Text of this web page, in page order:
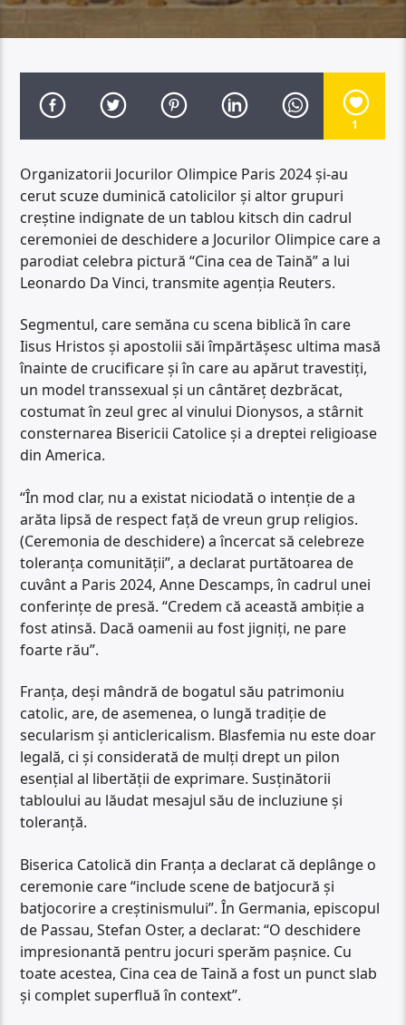
1
Organizatorii Jocurilor Olimpice Paris 2024 și-au
cerut scuze duminică catolicilor și altor grupuri
creștine indignate de un tablou kitsch din cadrul
ceremoniei de deschidere a Jocurilor Olimpice care a
parodiat celebra pictură “Cina cea de Taină” a lui
Leonardo Da Vinci, transmite agenția Reuters.
Segmentul, care semăna cu scena biblică în care
Iisus Hristos și apostolii săi împărtășesc ultima masă
înainte de crucificare și în care au apărut travestiți,
un model transsexual și un cântăreț dezbrăcat,
costumat în zeul grec al vinului Dionysos, a stârnit
consternarea Bisericii Catolice și a dreptei religioase
din America.
“În mod clar, nu a existat niciodată o intenție de a
arăta lipsă de respect față de vreun grup religios.
(Ceremonia de deschidere) a încercat să celebreze
toleranța comunității”, a declarat purtătoarea de
cuvânt a Paris 2024, Anne Descamps, în cadrul unei
conferințe de presă. “Credem că această ambiție a
fost atinsă. Dacă oamenii au fost jigniți, ne pare
foarte rău”.
Franța, deși mândră de bogatul său patrimoniu
catolic, are, de asemenea, o lungă tradiție de
secularism și anticlericalism. Blasfemia nu este doar
legală, ci și considerată de mulți drept un pilon
esențial al libertății de exprimare. Susținătorii
tabloului au lăudat mesajul său de incluziune și
toleranță.
Biserica Catolică din Franța a declarat că deplânge o
ceremonie care “include scene de batjocură și
batjocorire a creștinismului”. În Germania, episcopul
de Passau, Stefan Oster, a declarat: “O deschidere
impresionantă pentru jocuri sperăm pașnice. Cu
toate acestea, Cina cea de Taină a fost un punct slab
și complet superfluă în context”.